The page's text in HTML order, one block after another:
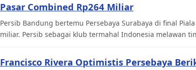
Pasar Combined Rp264 Miliar
Persib Bandung bertemu Persebaya Surabaya di final
miliar. Persib sebagai klub termahal Indonesia melawan
Francisco Rivera Optimistis Persebaya